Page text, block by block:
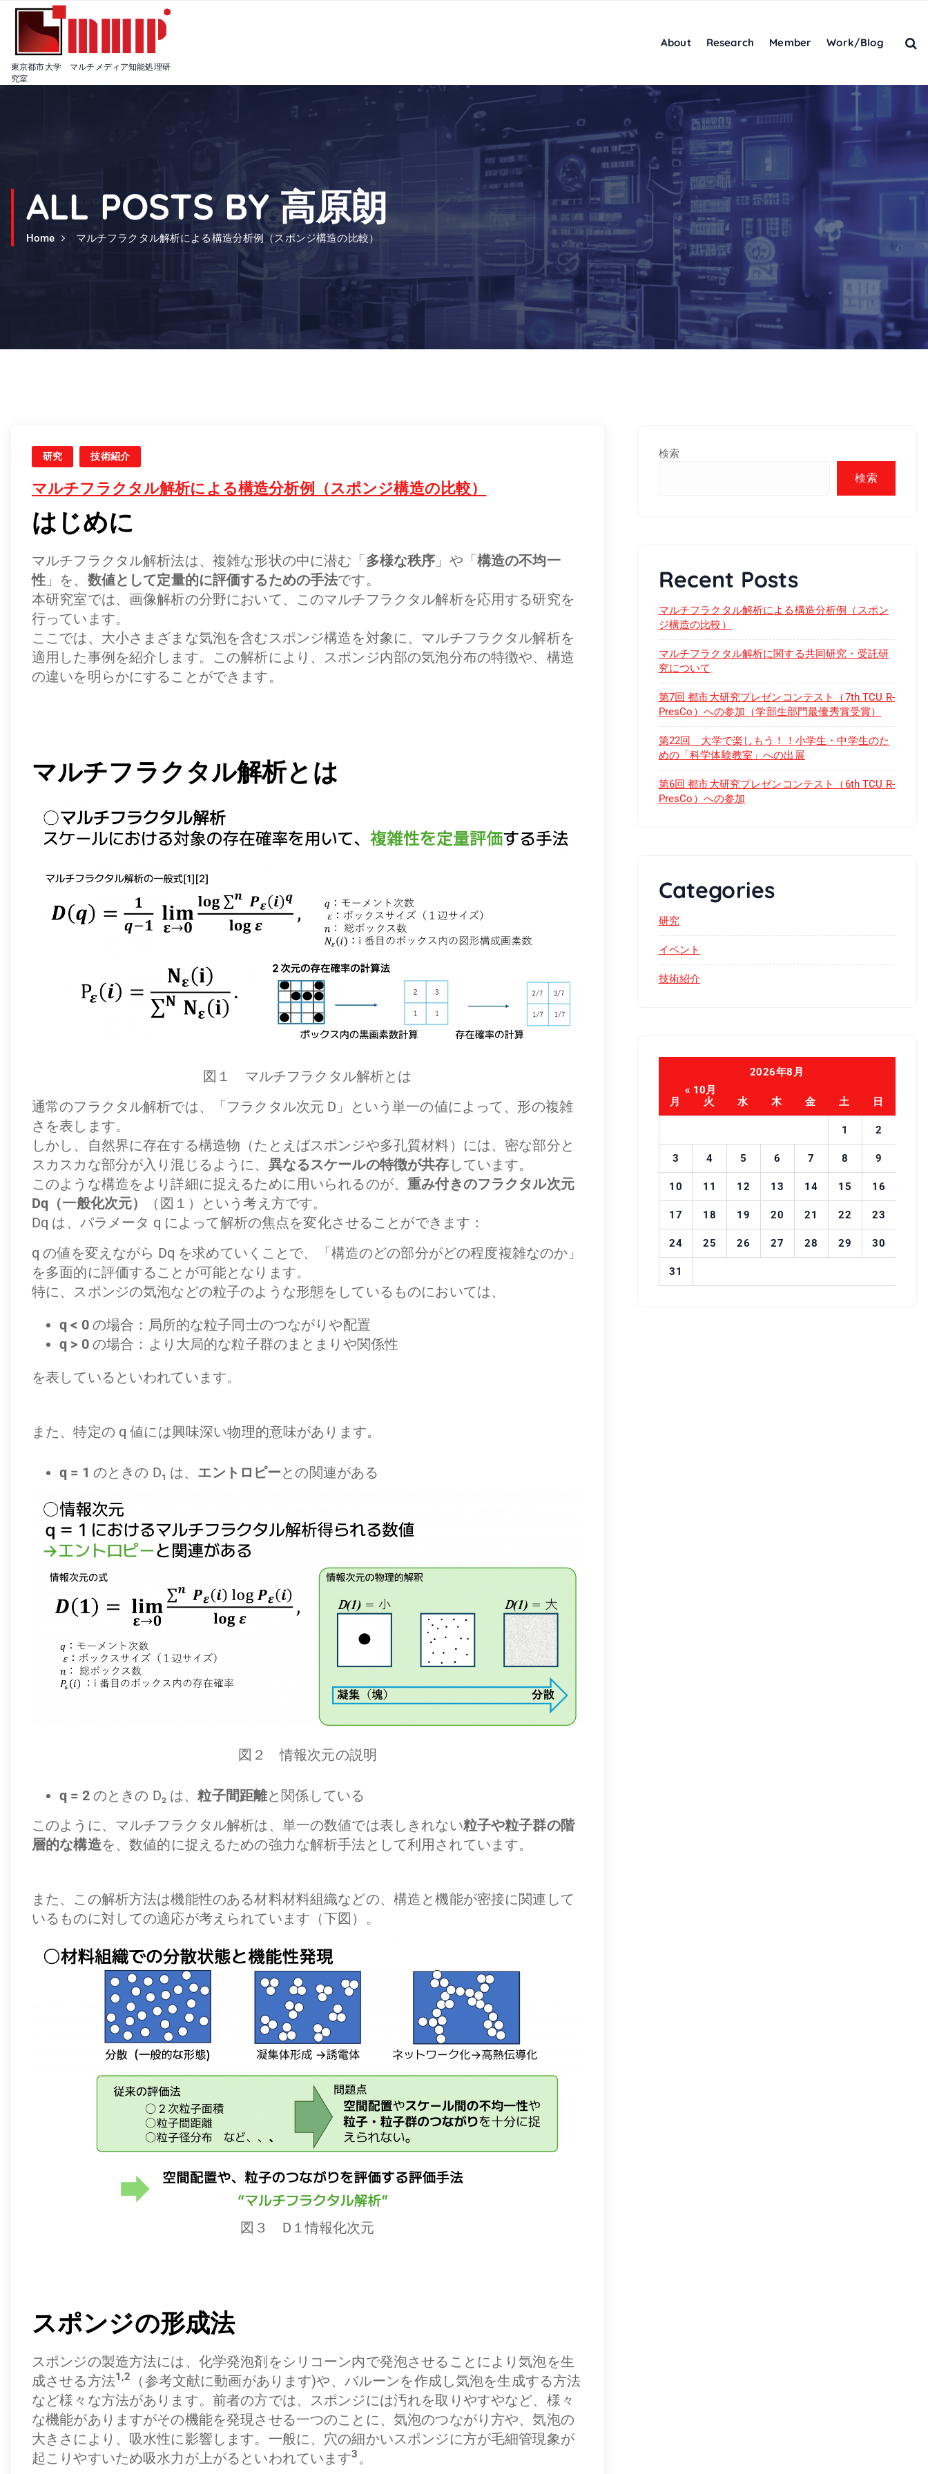
東京都市大学 マルチメディア知能処理研
究室
About Research Member Work/Blog
ALL POSTS BY 高原朗
Home マルチフラクタル解析による構造分析例（スポンジ構造の比較）
研究 技術紹介
マルチフラクタル解析による構造分析例（スポンジ構造の比較）
はじめに
マルチフラクタル解析法は、複雑な形状の中に潜む「多様な秩序 」や「構造の不均一
性 」を、 数値として定量的に評価するための手法です。
本研究室では、画像解析の分野において、このマルチフラクタル解析を応用する研究を
行っています。
ここでは、大小さまざまな気泡を含むスポンジ構造を対象に、マルチフラクタル解析を
適用した事例を紹介します。この解析により、スポンジ内部の気泡分布の特徴や、構造
の違いを明らかにすることができます。
マルチフラクタル解析とは
図１ マルチフラクタル解析とは
通常のフラクタル解析では、「フラクタル次元 D」という単一の値によって、形の複雑
さを表します。
しかし、自然界に存在する構造物（たとえばスポンジや多孔質材料）には、密な部分と
スカスカな部分が入り混じるように、 異なるスケールの特徴が共存 しています。
このような構造をより詳細に捉えるために用いられるのが、重み付きのフラクタル次元
Dq（一般化次元）
（図１）という考え方です。
Dq は、パラメータ q によって解析の焦点を変化させることができます：
q の値を変えながら Dq を求めていくことで、「構造のどの部分がどの程度複雑なのか」
を多面的に評価することが可能となります。
特に、スポンジの気泡などの粒子のような形態をしているものにおいては、
q < 0の場合：局所的な粒子同士のつながりや配置
q > 0の場合：より大局的な粒子群のまとまりや関係性
を表しているといわれています。
また、特定の q 値には興味深い物理的意味があります。
q = 1 のときの D₁ は、 エントロピーとの関連がある
図２ 情報次元の説明
q = 2のときの D₂ は、粒子間距離と関係している
このように、マルチフラクタル解析は、単一の数値では表しきれない粒子や粒子群の階
層的な構造を、数値的に捉えるための強力な解析手法として利用されています。
また、この解析方法は機能性のある材料材料組織などの、構造と機能が密接に関連して
いるものに対しての適応が考えられています（下図）。
図３ D１情報化次元
スポンジの形成法
スポンジの製造方法には、化学発泡剤をシリコーン内で発泡させることにより気泡を生
成させる方法1,2
（参考文献に動画があります)や、バルーンを作成し気泡を生成する方法
など様々な方法があります。前者の方では、スポンジには汚れを取りやすやなど、様々
な機能がありますがその機能を発現させる一つのことに、気泡のつながり方や、気泡の
大きさにより、吸水性に影響します。一般に、穴の細かいスポンジに方が毛細管現象が
起こりやすいため吸水力が上がるといわれています3 。
検索
検索
Recent Posts
マルチフラクタル解析による構造分析例（スポン
ジ構造の比較）
マルチフラクタル解析に関する共同研究・受託研
究について
第7回 都市大研究プレゼンコンテスト（7th TCU R-
PresCo）への参加（学部生部門最優秀賞受賞）
第22回 大学で楽しもう！！小学生・中学生のた
めの「科学体験教室」への出展
第6回 都市大研究プレゼンコンテスト（6th TCU R-
PresCo）への参加
Categories
研究
イベント
技術紹介
2026年8月
月 火 水 木 金 土 日
1 2
3 4 5 6 7 8 9
10 11 12 13 14 15 16
17 18 19 20 21 22 23
24 25 26 27 28 29 30
31
« 10月